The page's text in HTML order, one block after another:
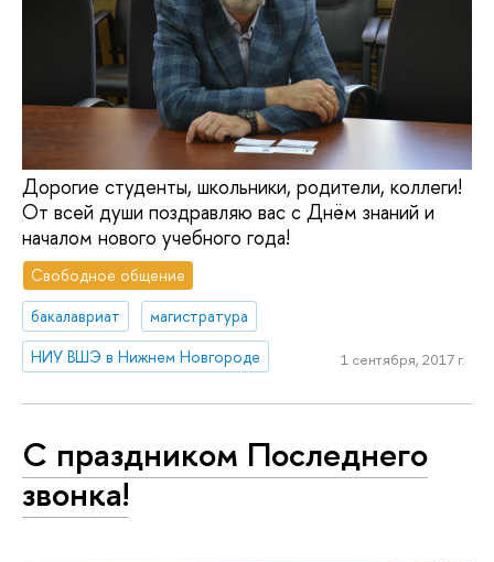
Дорогие студенты, школьники, родители, коллеги!
От всей души поздравляю вас с Днём знаний и
началом нового учебного года!
Свободное общение
бакалавриат
магистратура
НИУ ВШЭ в Нижнем Новгороде
1 сентября, 2017 г.
С праздником Последнего
звонка!